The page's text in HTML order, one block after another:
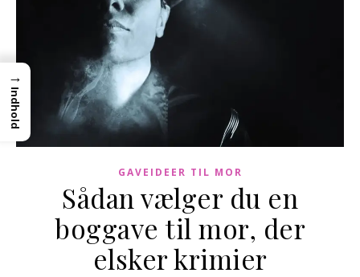
GAVEIDEER TIL MOR
Sådan vælger du en
boggave til mor, der
elsker krimier
→
Indhold